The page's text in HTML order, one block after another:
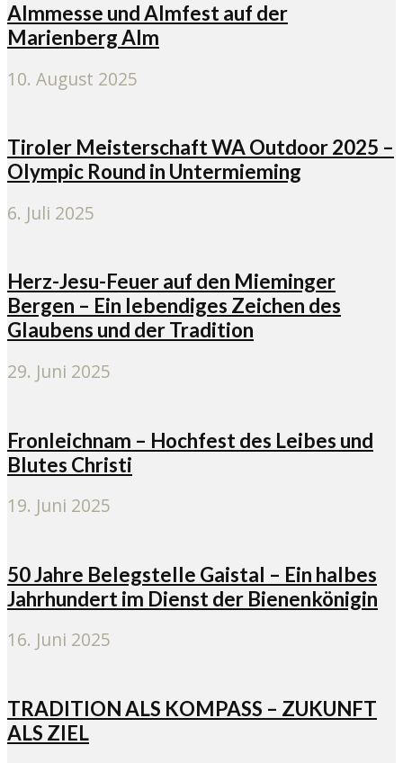
Almmesse und Almfest auf der
Marienberg Alm
10. August 2025
Tiroler Meisterschaft WA Outdoor 2025 –
Olympic Round in Untermieming
6. Juli 2025
Herz-Jesu-Feuer auf den Mieminger
Bergen – Ein lebendiges Zeichen des
Glaubens und der Tradition
29. Juni 2025
Fronleichnam – Hochfest des Leibes und
Blutes Christi
19. Juni 2025
50 Jahre Belegstelle Gaistal – Ein halbes
Jahrhundert im Dienst der Bienenkönigin
16. Juni 2025
TRADITION ALS KOMPASS – ZUKUNFT
ALS ZIEL